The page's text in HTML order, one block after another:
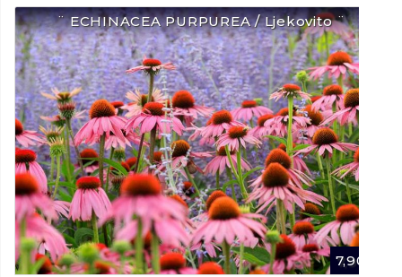
¨ ECHINACEA PURPUREA / Ljekovito ¨
7,90